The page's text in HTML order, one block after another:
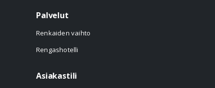
Palvelut
Renkaiden vaihto
Rengashotelli
Asiakastili